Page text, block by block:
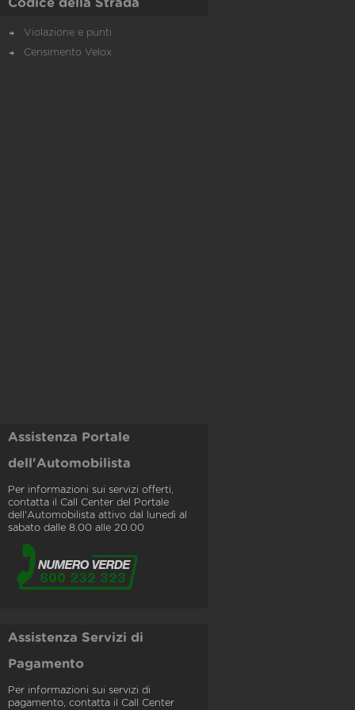
Codice della Strada
Violazione e punti
Censimento Velox
Assistenza Portale
dell'Automobilista
Per informazioni sui servizi offerti,
contatta il Call Center del Portale
dell'Automobilista attivo dal lunedì al
sabato dalle 8.00 alle 20.00
Assistenza Servizi di
Pagamento
Per informazioni sui servizi di
pagamento, contatta il Call Center